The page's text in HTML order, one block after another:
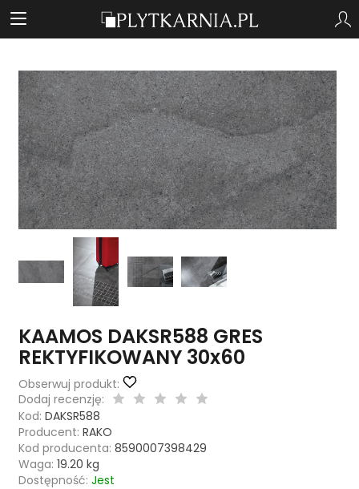
KAAMOS DAKSR588 GRES
REKTYFIKOWANY 30x60
Obserwuj produkt:
Dodaj recenzję:
Kod: DAKSR588
Producent: RAKO
Kod producenta: 8590007398429
Waga: 19.20 kg
Dostępność: Jest